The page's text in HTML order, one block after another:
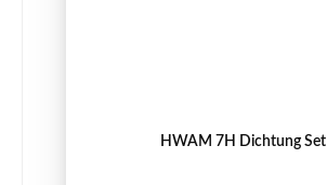
HWAM 7H Dichtung Set